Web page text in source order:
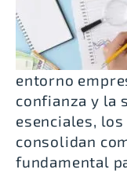
entorno
confianza y la
esenciales, los
consolidan
fundamental